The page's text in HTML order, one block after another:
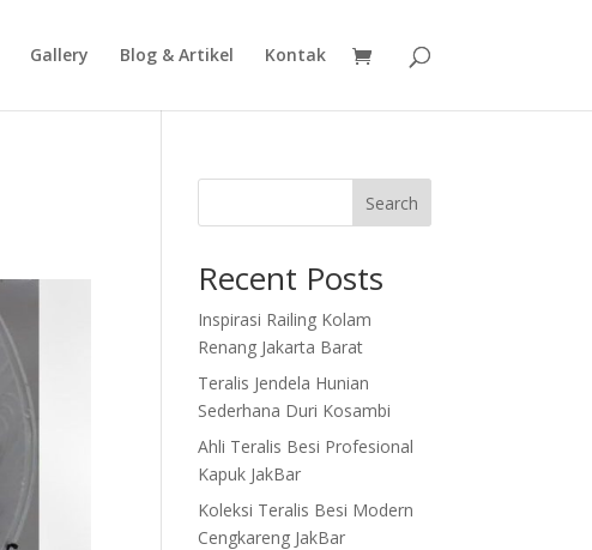
Gallery Blog & Artikel Kontak
Search
Recent Posts
Inspirasi Railing Kolam
Renang Jakarta Barat
Teralis Jendela Hunian
Sederhana Duri Kosambi
Ahli Teralis Besi Profesional
Kapuk JakBar
Koleksi Teralis Besi Modern
Cengkareng JakBar